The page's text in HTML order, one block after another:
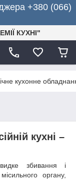
+380 (066)
КУХНІ"
кухонне
кухні –
збивання і
органу,